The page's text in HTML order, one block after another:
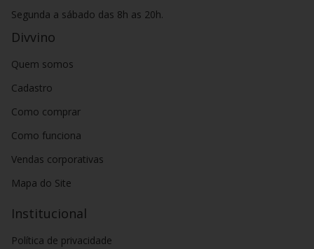
Segunda a sábado das 8h as 20h.
Divvino
Quem somos
Cadastro
Como comprar
Como funciona
Vendas corporativas
Mapa do Site
Institucional
Política de privacidade